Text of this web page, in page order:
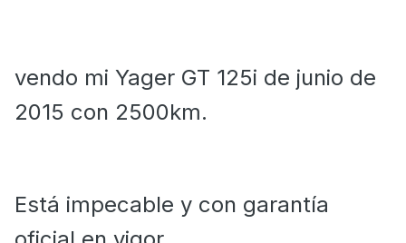
vendo mi Yager GT 125i de junio de
2015 con 2500km.
Está impecable y con garantía